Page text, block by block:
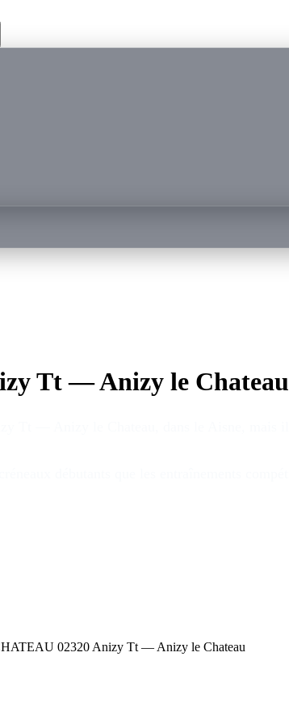
Tt — Anizy le Chateau
02320Anizy Tt — Anizy le Chateau